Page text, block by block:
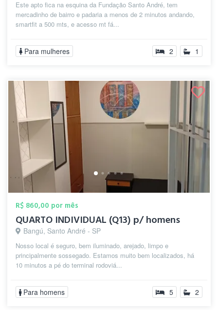
Este apto fica na esquina da Fundação Santo André, tem
mercadinho de bairro e padaria a menos de 2 minutos andando,
smartfit a 500 mts, e acesso mt fá...
Para mulheres 2 1
R$ 860,00 por mês
QUARTO INDIVIDUAL (Q13) p/ homens
Bangú, Santo André - SP
Nosso local é seguro, bem iluminado, arejado, limpo e
principalmente sossegado. Estamos muito bem localizados, há
10 minutos a pé do terminal rodoviá...
Para homens 5 2